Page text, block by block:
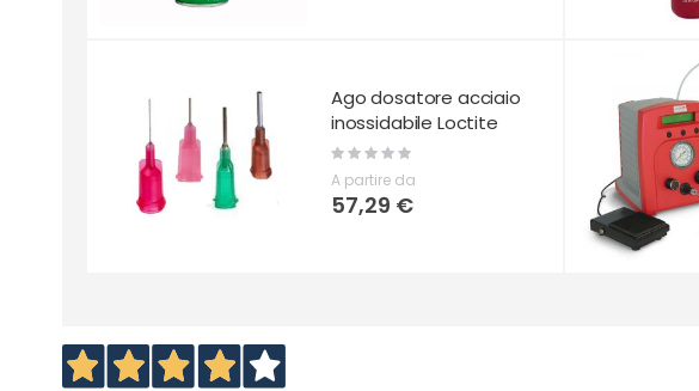
Ago dosatore acciaio
inossidabile Loctite
Rating:
0%
A partire da
57,29 €